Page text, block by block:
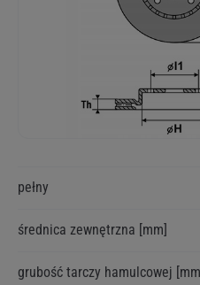
informacji
pełny
średnica zewnętrzna [mm]
grubość tarczy hamulcowej